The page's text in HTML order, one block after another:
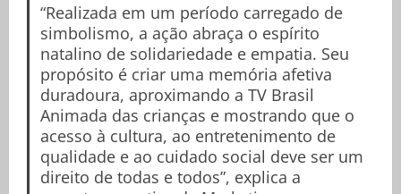
“Realizada em um período carregado de
simbolismo, a ação abraça o espírito
natalino de solidariedade e empatia. Seu
propósito é criar uma memória afetiva
duradoura, aproximando a TV Brasil
Animada das crianças e mostrando que o
acesso à cultura, ao entretenimento de
qualidade e ao cuidado social deve ser um
direito de todas e todos”, explica a